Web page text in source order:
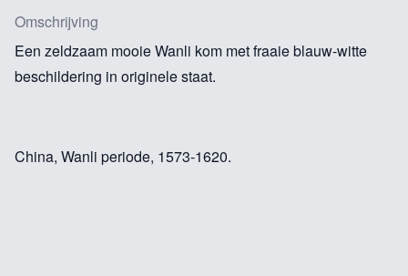
Omschrijving
Een zeldzaam mooie Wanli kom met fraaie blauw-witte
beschildering in originele staat.
China, Wanli periode, 1573-1620.